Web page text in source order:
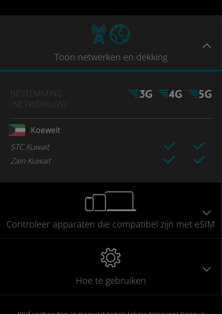
Toon netwerken en dekking
BESTEMMING
/NETWERK(EN)
Koeweit
STC Kuwait
Zain Kuwait
Controleer apparaten die compatibel zijn met eSIM
Hoe te gebruiken